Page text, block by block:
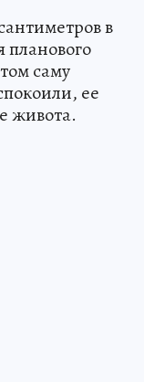
в
саму
ее
живота.